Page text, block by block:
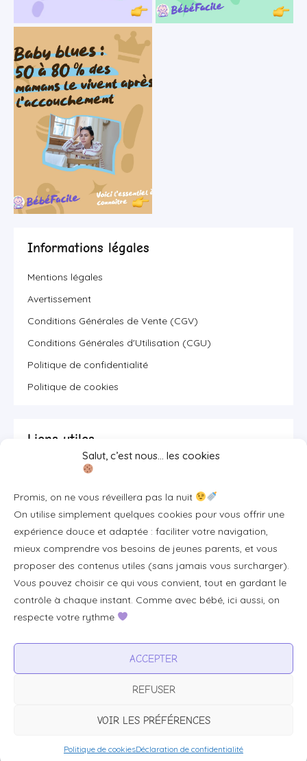
Salut, c’est nous… les cookies
Promis, on ne vous réveillera pas la nuit
On utilise simplement quelques cookies pour vous offrir une
expérience douce et adaptée : faciliter votre navigation,
mieux comprendre vos besoins de jeunes parents, et vous
proposer des contenus utiles (sans jamais vous surcharger).
Vous pouvez choisir ce qui vous convient, tout en gardant le
contrôle à chaque instant. Comme avec bébé, ici aussi, on
respecte votre rythme
ACCEPTER
REFUSER
VOIR LES PRÉFÉRENCES
Politique de cookiesDéclaration de confidentialité
Informations légales
Mentions légales
Avertissement
Conditions Générales de Vente (CGV)
Conditions Générales d'Utilisation (CGU)
Politique de confidentialité
Politique de cookies
Liens utiles
Se connecter/S'inscrire
FAQ / Livraison & accès
À propos
Plan du site
Tous les articles
Professionnels & partenariats
Visibilité pour votre marque
Proposer un produit ou un service